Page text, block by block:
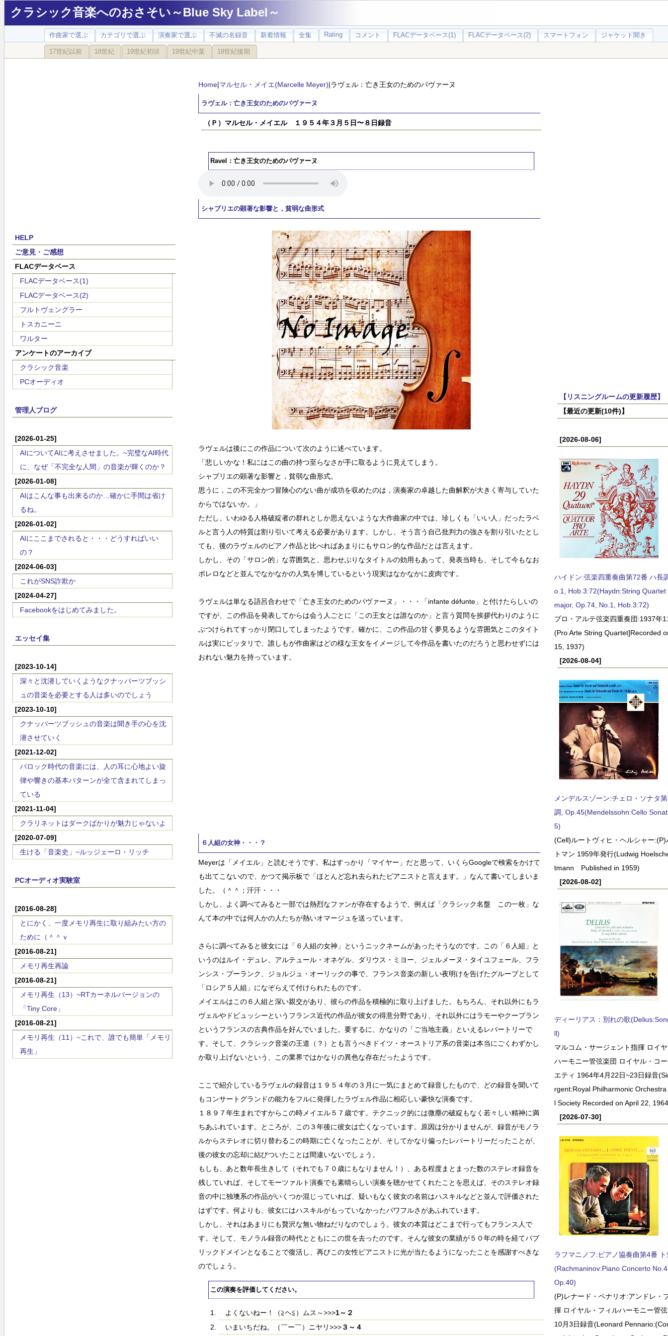
クラシック音楽へのおさそい～Blue Sky Label～
作曲家で選ぶ カテゴリで選ぶ 演奏家で選ぶ 不滅の名録音 新着情報 全集 Rating コメント FLACデータベース(1) FLACデータベース(2) スマートフォン ジャケット聞き
17世紀以前 18世紀 19世紀初頭 19世紀中葉 19世紀後期
HELP
ご意見・ご感想
FLACデータベース
FLACデータベース(1)
FLACデータベース(2)
フルトヴェングラー
トスカニーニ
ワルター
アンケートのアーカイブ
クラシック音楽
PCオーディオ
管理人ブログ
[2026-01-25]
AIについてAIに考えさせました。~完璧なAI時代
に、なぜ「不完全な人間」の音楽が輝くのか？
[2026-01-08]
AIはこんな事も出来るのか…確かに手間は省け
るね。
[2026-01-02]
AIにここまでされると・・・どうすればいい
の？
[2024-06-03]
これがSNS詐欺か
[2024-04-27]
Facebookをはじめてみました。
エッセイ集
[2023-10-14]
深々と沈潜していくようなクナッパーツブッシ
ュの音楽を必要とする人は多いのでしょう
[2023-10-10]
クナッパーツブッシュの音楽は聞き手の心を沈
潜させていく
[2021-12-02]
バロック時代の音楽には、人の耳に心地よい旋
律や響きの基本パターンが全て含まれてしまっ
ている
[2021-11-04]
クラリネットはダークばかりが魅力じゃないよ
[2020-07-09]
生ける「音楽史」~ルッジェーロ・リッチ
PCオーディオ実験室
[2016-08-28]
とにかく、一度メモリ再生に取り組みたい方の
ために（＾＾ｖ
[2016-08-21]
メモリ再生再論
[2016-08-21]
メモリ再生（13）~RTカーネルバージョンの
「Tiny Core」
[2016-08-21]
メモリ再生（11）~これで、誰でも簡単「メモリ
再生」
Home|マルセル・メイエ(Marcelle Meyer)|ラヴェル：亡き王女のためのパヴァーヌ
ラヴェル：亡き王女のためのパヴァーヌ
（Ｐ）マルセル・メイエル １９５４年３月５日〜８日録音
Ravel：亡き王女のためのパヴァーヌ
シャブリエの顕著な影響と，貧弱な曲形式
ラヴェルは後にこの作品について次のように述べています。
「悲しいかな！私にはこの曲の持つ至らなさが手に取るように見えてしまう。
シャブリエの顕著な影響と，貧弱な曲形式。
思うに，この不完全かつ冒険心のない曲が成功を収めたのは，演奏家の卓越した曲解釈が大きく寄与していた
からではないか。」
ただし、いわゆる人格破綻者の群れとしか思えないような大作曲家の中では、珍しくも「いい人」だったラベ
ルと言う人の特質は割り引いて考える必要があります。しかし、そう言う自己批判力の強さを割り引いたとし
ても、後のラヴェルのピアノ作品と比べればあまりにもサロン的な作品だとは言えます。
しかし、その「サロン的」な雰囲気と、思わせぶりなタイトルの効用もあって、発表当時も、そして今もなお
ボレロなどと並んでなかなかの人気を博しているという現実はなかなかに皮肉です。
ラヴェルは単なる語呂合わせで「亡き王女のためのパヴァーヌ」・・・「infante défunte」と付けたらしいの
ですが、この作品を発表してからは会う人ごとに「この王女とは誰なのか」と言う質問を挨拶代わりのように
ぶつけられてすっかり閉口してしまったようです。確かに、この作品の甘く夢見るような雰囲気とこのタイト
ルは実にピッタリで、誰しもが作曲家はどの様な王女をイメージして今作品を書いたのだろうと思わせずには
おれない魅力を持っています。
６人組の女神・・・？
Meyerは「メイエル」と読むそうです。私はすっかり「マイヤー」だと思って、いくらGoogleで検索をかけて
も出てこないので、かつて掲示板で「ほとんど忘れ去られたピアニストと言えます。」なんて書いてしまいま
した。（＾＾；汗汗・・・
しかし、よく調べてみると一部では熱烈なファンが存在するようで、例えば「クラシック名盤 この一枚」な
んて本の中では何人かの人たちが熱いオマージュを送っています。
さらに調べてみると彼女には「６人組の女神」というニックネームがあったそうなのです。この「６人組」と
いうのはルイ・デュレ、アルテュール・オネゲル、ダリウス・ミヨー、ジェルメーヌ・タイユフェール、フラ
ンシス・プーランク、ジョルジュ・オーリックの事で、フランス音楽の新しい夜明けを告げたグループとして
「ロシア５人組」になぞらえて付けられたものです。
メイエルはこの６人組と深い親交があり、彼らの作品を積極的に取り上げました。もちろん、それ以外にもラ
ヴェルやドビュッシーというフランス近代の作品が彼女の得意分野であり、それ以外にはラモーやクープラン
というフランスの古典作品を好んでいました。要するに、かなりの「ご当地主義」といえるレパートリーで
す。そして、クラシック音楽の王道（？）とも言うべきドイツ・オーストリア系の音楽は本当にごくわずかし
か取り上げないという、この業界ではかなりの異色な存在だったようです。
ここで紹介しているラヴェルの録音は１９５４年の３月に一気にまとめて録音したもので、どの録音を聞いて
もコンサートグランドの能力をフルに発揮したラヴェル作品に相応しい豪快な演奏です。
１８９７年生まれですからこの時メイエル５７歳です。テクニック的には微塵の破綻もなく若々しい精神に満
ちあふれています。ところが、この３年後に彼女は亡くなっています。原因は分かりませんが、録音がモノラ
ルからステレオに切り替わるこの時期に亡くなったことが、そしてかなり偏ったレパートリーだったことが、
後の彼女の忘却に結びついたことは間違いないでしょう。
もしも、あと数年長生きして（それでも７０歳にもなりません！）、ある程度まとまった数のステレオ録音を
残していれば、そしてモーツァルト演奏でも素晴らしい演奏を聴かせてくれたことを思えば、そのステレオ録
音の中に独墺系の作品がいくつか混じっていれば、疑いもなく彼女の名前はハスキルなどと並んで評価された
はずです。何よりも、彼女にはハスキルがもっていなかったパワフルさがあふれています。
しかし、それはあまりにも贅沢な無い物ねだりなのでしょう。彼女の本質はどこまで行ってもフランス人で
す。そして、モノラル録音の時代とともにこの世を去ったのです。そんな彼女の業績が５０年の時を経てパブ
リックドメインとなることで復活し、再びこの女性ピアニストに光が当たるようになったことを感謝すべきな
のでしょう。
この演奏を評価してください。
よくないねー！（≧ヘ≦）ムス～>>>1～２
いまいちだね。（￣ー￣）ニヤリ>>>３～４
【リスニングルームの更新履歴】
【最近の更新(10件)】
[2026-08-06]
ハイドン:弦楽四重奏曲第72番 ハ長
o.1, Hob.3:72(Haydn:String Quartet
major, Op.74, No.1, Hob.3:72)
プロ・アルテ弦楽四重奏団:1937年
(Pro Arte String Quartet]Recorded
15, 1937)
[2026-08-04]
メンデルスゾーン:チェロ・ソナタ
調, Op.45(Mendelssohn:Cello
5)
(Cell)ルートヴィヒ・ヘルシャー
トマン 1959年発行(Ludwig
tmann Published in 1959)
[2026-08-02]
ディーリアス：別れの歌
ll)
マルコム・サージェント指揮 ロイ
ハーモニー管弦楽団 ロイヤル・コ
エティ 1964年4月22日~23日録音
rgent:Royal Philharmonic
l Society Recorded on April 22,
[2026-07-30]
ラフマニノフ:ピアノ協奏曲第4番
(Rachmaninov:Piano Concerto
Op.40)
(P)レナード・ペナリオ:アンドレ・
揮 ロイヤル・フィルハーモニー管
10月3日録音(Leonard